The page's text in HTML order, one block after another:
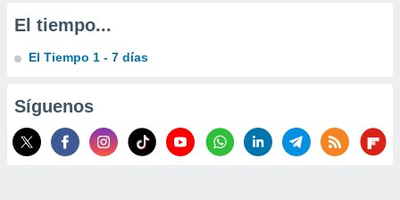
El tiempo...
El Tiempo 1 - 7 días
Síguenos